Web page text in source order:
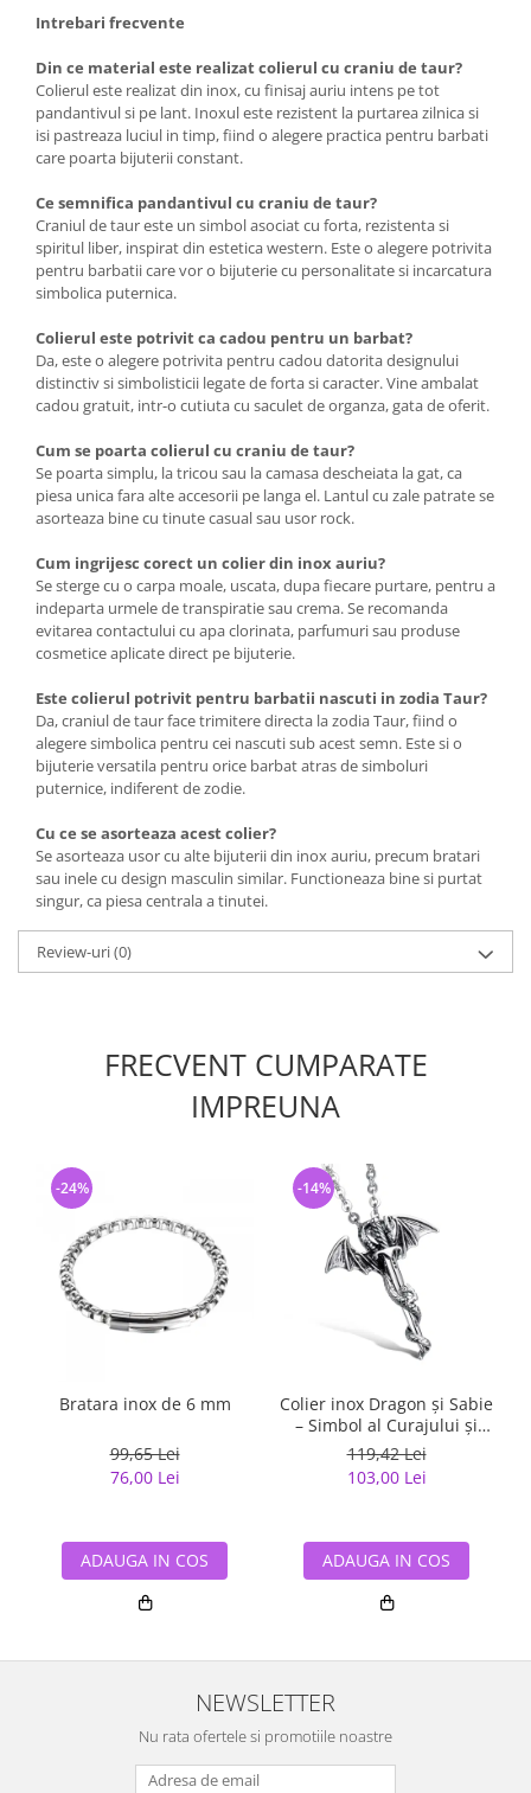
Intrebari frecvente
Din ce material este realizat colierul cu craniu de taur?
Colierul este realizat din inox, cu finisaj auriu intens pe tot
pandantivul si pe lant. Inoxul este rezistent la purtarea zilnica si
isi pastreaza luciul in timp, fiind o alegere practica pentru barbati
care poarta bijuterii constant.
Ce semnifica pandantivul cu craniu de taur?
Craniul de taur este un simbol asociat cu forta, rezistenta si
spiritul liber, inspirat din estetica western. Este o alegere potrivita
pentru barbatii care vor o bijuterie cu personalitate si incarcatura
simbolica puternica.
Colierul este potrivit ca cadou pentru un barbat?
Da, este o alegere potrivita pentru cadou datorita designului
distinctiv si simbolisticii legate de forta si caracter. Vine ambalat
cadou gratuit, intr-o cutiuta cu saculet de organza, gata de oferit.
Cum se poarta colierul cu craniu de taur?
Se poarta simplu, la tricou sau la camasa descheiata la gat, ca
piesa unica fara alte accesorii pe langa el. Lantul cu zale patrate se
asorteaza bine cu tinute casual sau usor rock.
Cum ingrijesc corect un colier din inox auriu?
Se sterge cu o carpa moale, uscata, dupa fiecare purtare, pentru a
indeparta urmele de transpiratie sau crema. Se recomanda
evitarea contactului cu apa clorinata, parfumuri sau produse
cosmetice aplicate direct pe bijuterie.
Este colierul potrivit pentru barbatii nascuti in zodia Taur?
Da, craniul de taur face trimitere directa la zodia Taur, fiind o
alegere simbolica pentru cei nascuti sub acest semn. Este si o
bijuterie versatila pentru orice barbat atras de simboluri
puternice, indiferent de zodie.
Cu ce se asorteaza acest colier?
Se asorteaza usor cu alte bijuterii din inox auriu, precum bratari
sau inele cu design masculin similar. Functioneaza bine si purtat
singur, ca piesa centrala a tinutei.
Review-uri(0)
FRECVENT CUMPARATE
IMPREUNA
Bratara inox de 6 mm
99,65 Lei
76,00 Lei
-24%
ADAUGA IN COS
Colier inox Dragon și Sabie
– Simbol al Curajului și
Puterii
119,42 Lei
103,00 Lei
-14%
ADAUGA IN COS
NEWSLETTER
Nu rata ofertele si promotiile noastre